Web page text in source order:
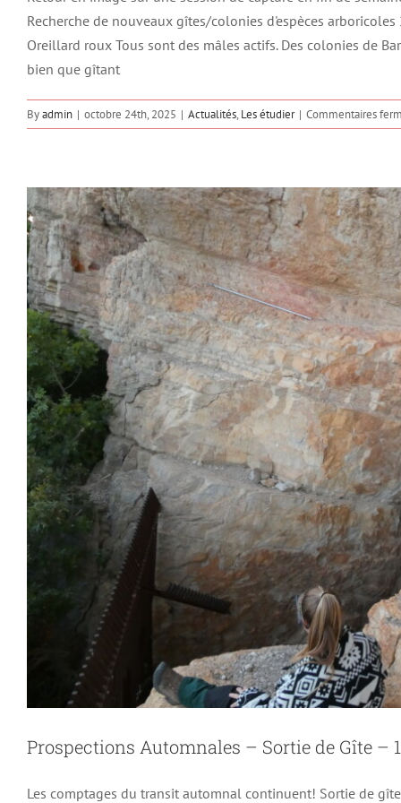
Recherche de nouveaux gîtes/colonies d'espèces
Oreillard roux Tous sont des mâles actifs. Des colonies de
bien que gîtant
Byadmin | octobre 24th, 2025 | Actualités, Les étudier | Commentaires
Prospections Automnales – Sortie de Gîte –
Les comptages du transit automnal continuent! Sortie de